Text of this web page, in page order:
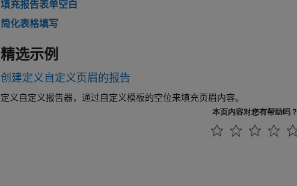
填充报告表单空白
简化表格填写
精选示例
创建定义自定义页眉的报告
定义自定义报告器，通过自定义模板的空位来填充页眉内容。
本页内容对您有帮助吗？